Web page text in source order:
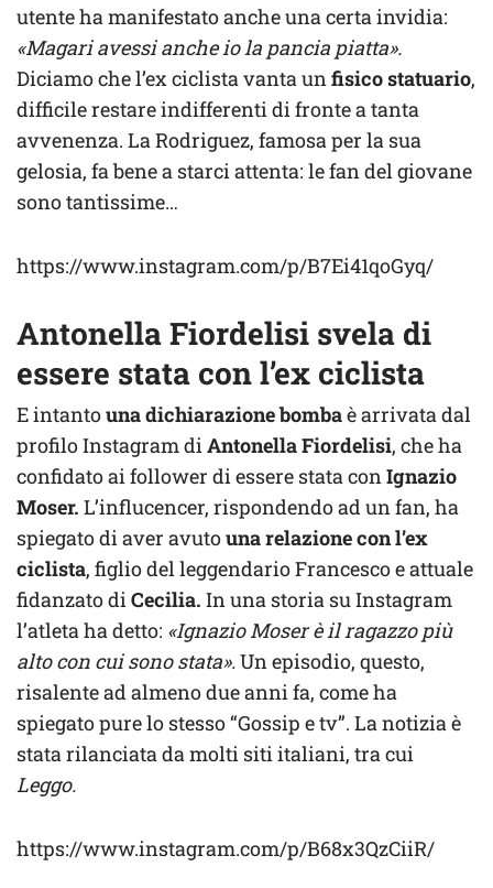
utente ha manifestato anche una certa invidia:
«Magari avessi anche io la pancia piatta».
Diciamo che l’ex ciclista vanta un fisico statuario,
difficile restare indifferenti di fronte a tanta
avvenenza. La Rodriguez, famosa per la sua
gelosia, fa bene a starci attenta: le fan del giovane
sono tantissime…
https://www.instagram.com/p/B7Ei41qoGyq/
Antonella Fiordelisi svela di
essere stata con l’ex ciclista
E intantouna dichiarazione bombaè arrivata dal
profilo Instagram di Antonella Fiordelisi, che ha
confidato ai follower di essere stata con Ignazio
Moser. L’influcencer, rispondendo ad un fan, ha
spiegato di aver avutouna relazione con l’ex
ciclista, figlio del leggendario Francesco e attuale
fidanzato di Cecilia. In una storia su Instagram
l’atleta ha detto: «Ignazio Moser è il ragazzo più
alto con cui sono stata».Un episodio, questo,
risalente ad almeno due anni fa, come ha
spiegato pure lo stesso “Gossip e tv”. La notizia è
stata rilanciata da molti siti italiani, tra cui
Leggo.
https://www.instagram.com/p/B68x3QzCiiR/